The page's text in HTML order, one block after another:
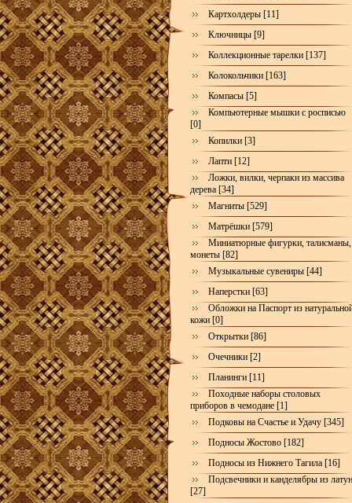
Картхолдеры [11]
Ключницы [9]
Коллекционные тарелки [137]
Колокольчики [163]
Компасы [5]
Компьютерные мышки с росписью
[0]
Копилки [3]
Лапти [12]
Ложки, вилки, черпаки из массива
дерева [34]
Магниты [529]
Матрёшки [579]
Миниатюрные фигурки, талисманы,
монеты [82]
Музыкальные сувениры [44]
Наперстки [63]
Обложки на Паспорт из
кожи [0]
Открытки [86]
Очечники [2]
Планинги [11]
Походные наборы столовых
приборов в чемодане [1]
Подковы на Счастье и Удачу [345]
Подносы Жостово [182]
Подносы из Нижнего Тагила [16]
Подсвечники и канделябры из
[27]